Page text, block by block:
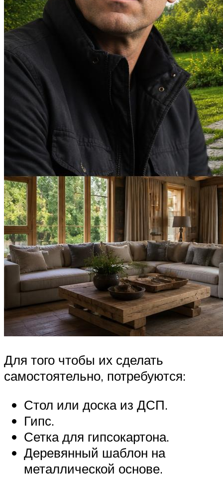
Для того чтобы их сделать
самостоятельно, потребуются:
Стол или доска из ДСП.
Гипс.
Сетка для гипсокартона.
Деревянный шаблон на
металлической основе.